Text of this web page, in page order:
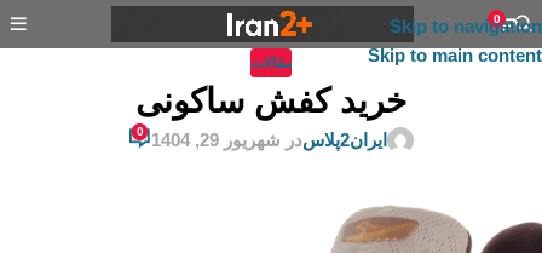
Skip to navigation
Skip to main content
0
مقالات
خرید کفش ساکونی
ایران2پلاس در شهریور 29, 1404 0